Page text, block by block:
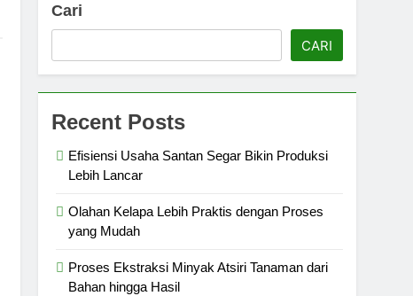
Cari
CARI
Recent Posts
Efisiensi Usaha Santan Segar Bikin Produksi
Lebih Lancar
Olahan Kelapa Lebih Praktis dengan Proses
yang Mudah
Proses Ekstraksi Minyak Atsiri Tanaman dari
Bahan hingga Hasil